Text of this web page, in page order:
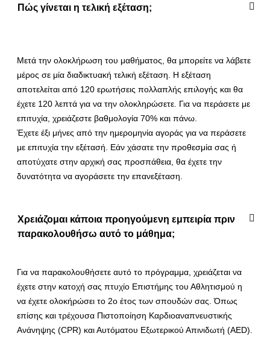
Πώς γίνεται η τελική εξέταση;
Μετά την ολοκλήρωση του μαθήματος, θα μπορείτε να λάβετε
μέρος σε μία διαδικτυακή τελική εξέταση. Η εξέταση
αποτελείται από 120 ερωτήσεις πολλαπλής επιλογής και θα
έχετε 120 λεπτά για να την ολοκληρώσετε. Για να περάσετε με
επιτυχία, χρειάζεστε βαθμολογία 70% και πάνω.
Έχετε έξι μήνες από την ημερομηνία αγοράς για να περάσετε
με επιτυχία την εξέτασή. Εάν χάσατε την προθεσμία σας ή
αποτύχατε στην αρχική σας προσπάθεια, θα έχετε την
δυνατότητα να αγοράσετε την επανεξέταση.
Χρειάζομαι κάποια προηγούμενη εμπειρία πριν
παρακολουθήσω αυτό το μάθημα;
Για να παρακολουθήσετε αυτό το πρόγραμμα, χρειάζεται να
έχετε στην κατοχή σας πτυχίο Επιστήμης του Αθλητισμού η
να έχετε ολοκήρώσει το 2ο έτος των σπουδών σας. Όπως
επίσης και τρέχουσα Πιστοποίηση Καρδιοαναπνευστικής
Ανάνηψης (CPR) και Αυτόματου Εξωτερικού Απινιδωτή (AED).